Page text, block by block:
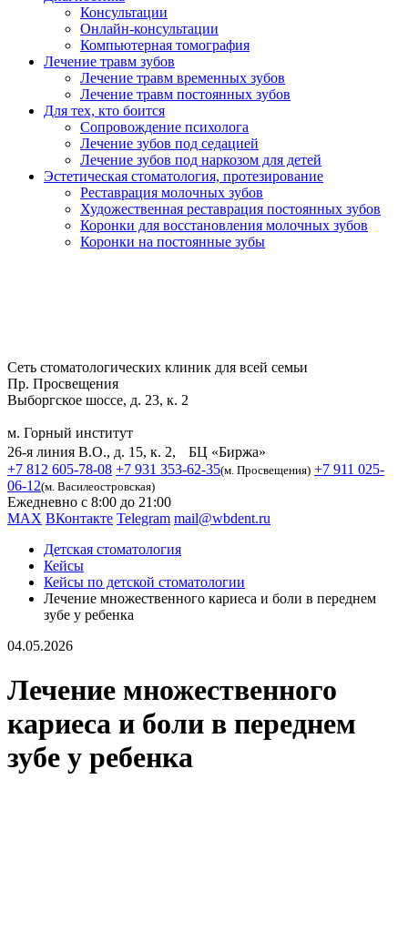
Консультации
Онлайн-консультации
Компьютерная томография
Лечение травм зубов
Лечение травм временных зубов
Лечение травм постоянных зубов
Для тех, кто боится
Сопровождение психолога
Лечение зубов под седацией
Лечение зубов под наркозом для детей
Эстетическая стоматология, протезирование
Реставрация молочных зубов
Художественная реставрация постоянных зубов
Коронки для восстановления молочных зубов
Коронки на постоянные зубы
Сеть стоматологических клиник для всей семьи
Пр. Просвещения
Выборгское шоссе, д. 23, к. 2
м. Горный институт
26-я линия В.О., д. 15, к. 2, БЦ «Биржа»
+7 812 605-78-08 +7 931 353-62-35(м. Просвещения) +7 911 025-
06-12(м. Василеостровская)
Ежедневно с 8:00 до 21:00
MAX ВКонтакте Telegram mail@wbdent.ru
Детская стоматология
Кейсы
Кейсы по детской стоматологии
Лечение множественного кариеса и боли в переднем
зубе у ребенка
04.05.2026
Лечение множественного
кариеса и боли в переднем
зубе у ребенка